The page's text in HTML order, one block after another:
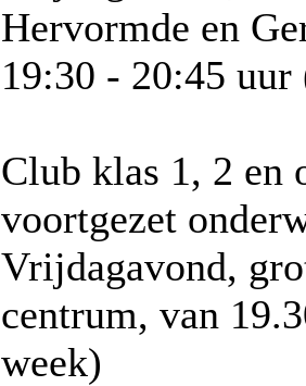
Hervormde en
19:30 - 20:45
Club klas 1, 2 en
voortgezet
Vrijdagavond,
centrum, van
week)